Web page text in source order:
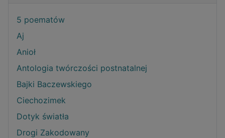
5 poematów
Aj
Anioł
Antologia twórczości postnatalnej
Bajki Baczewskiego
Ciechozimek
Dotyk światła
Drogi Zakodowany